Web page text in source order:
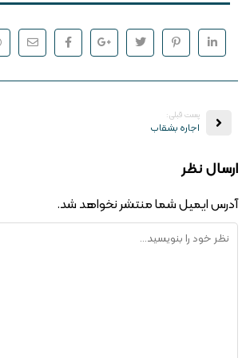
پست قبلی:
اجاره بشقاب
ارسال نظر
آدرس ایمیل شما منتشر نخواهد شد.